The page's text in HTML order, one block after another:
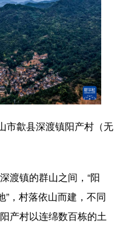
图片 政务
金融 汽车
信息化 数字经济
银龄 溯源中国
能源 会展
时尚 悦读
歙县深渡镇阳产村（无
镇的群山之间，“阳
”，村落依山而建，不同
产村以连绵数百栋的土